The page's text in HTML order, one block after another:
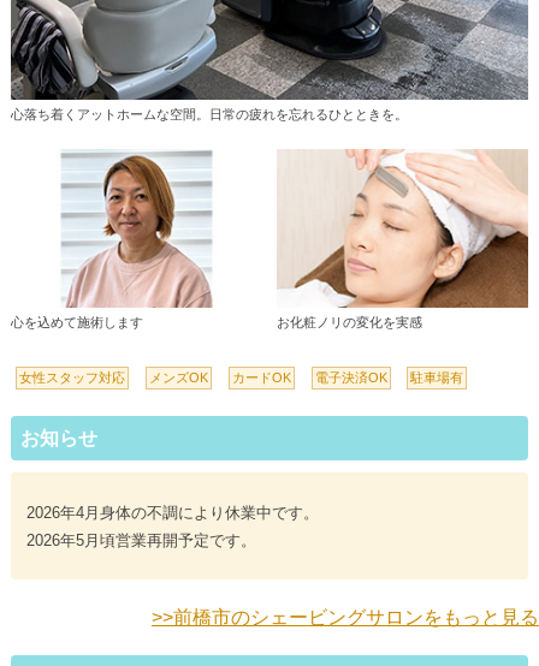
心落ち着くアットホームな空間。日常の疲れを忘れるひとときを。
心を込めて施術します お化粧ノリの変化を実感
女性スタッフ対応 メンズOK カードOK 電子決済OK 駐車場有
お知らせ
2026年4月身体の不調により休業中です。
2026年5月頃営業再開予定です。
>>前橋市のシェービングサロンをもっと見る